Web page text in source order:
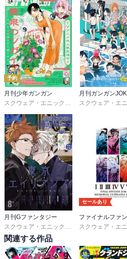
予約
月刊少年ガンガン
スクウェア・エニックス
matoba, つみきどう
月刊ガンガン
月刊Gファンタジー
友麻碧,雨壱絵穹,
セールあり
関連する作品